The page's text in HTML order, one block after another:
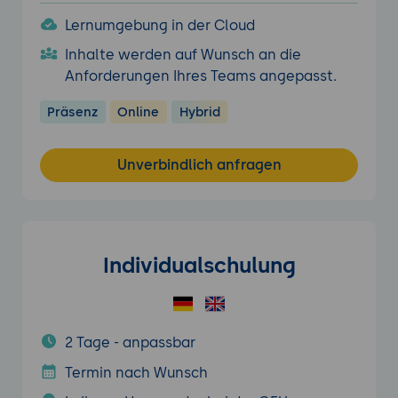
Lernumgebung in der Cloud
Inhalte werden auf Wunsch an die
Anforderungen Ihres Teams angepasst.
Präsenz Online Hybrid
Unverbindlich anfragen
Individualschulung
2 Tage - anpassbar
Termin nach Wunsch